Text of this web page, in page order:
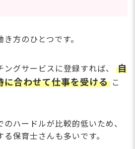
方のひとつです。
グサービスに登録すれば、
自
に合わせて仕事を受ける こ
ハードルが比較的低いため、
保育士さんも多いです。